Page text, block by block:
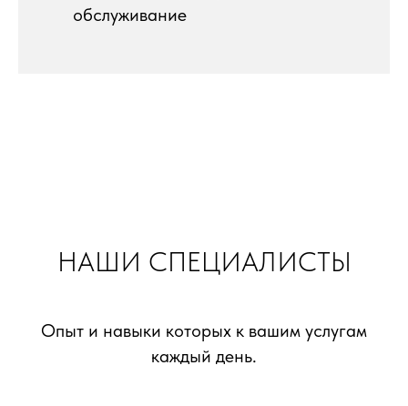
обслуживание
НАШИ СПЕЦИАЛИСТЫ
Опыт и навыки которых к вашим услугам
каждый день.